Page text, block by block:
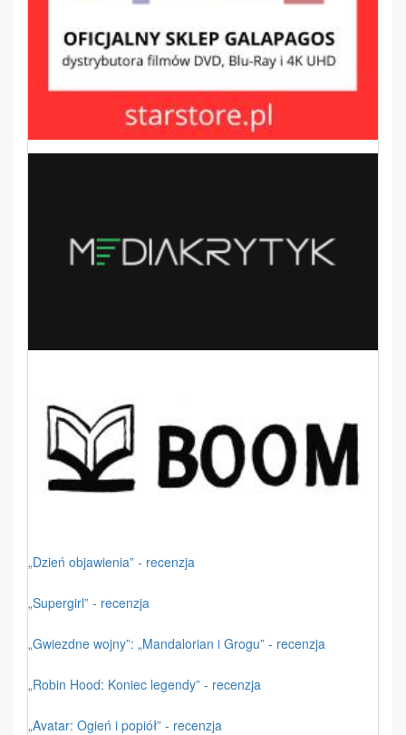
„Dzień objawienia” - recenzja
„Supergirl” - recenzja
„Gwiezdne wojny”: „Mandalorian i Grogu” - recenzja
„Robin Hood: Koniec legendy” - recenzja
„Avatar: Ogień i popiół” - recenzja